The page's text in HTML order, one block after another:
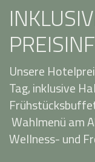
Unsere
Tag, inklusive
Wahlmenü am
Wellness- und